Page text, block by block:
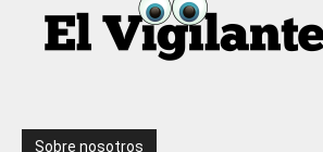
Sobre nosotros